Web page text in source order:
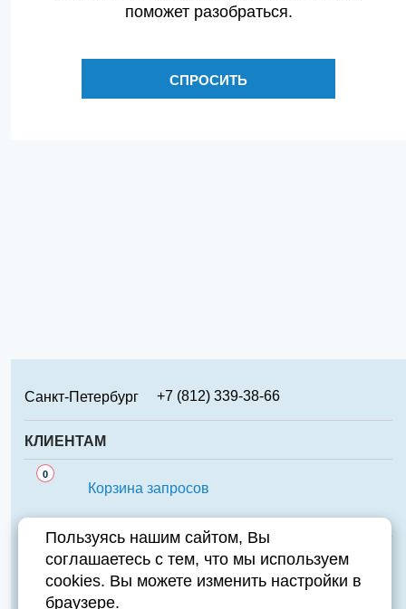
Пользуясь нашим сайтом, Вы
соглашаетесь с тем, что мы используем
cookies. Вы можете изменить настройки в
браузере.
поможет разобраться.
СПРОСИТЬ
Санкт-Петербург
+7 (812) 339-38-66
Москва
+7 (499) 346-65-02
Краснодар
Челябинск
+7 (351) 711-15-87
Екатеринбург
+7 (343) 226-97-23
Самара
КЛИЕНТАМ
Сервис
Аналоги
Контакты
Компания
0
Корзина запросов
Адрес: 196084, Санкт-Петербург, ул. Парковая д.6А